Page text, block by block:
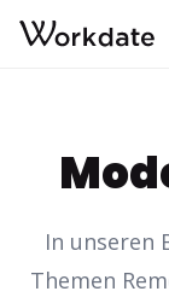
In unseren
Themen